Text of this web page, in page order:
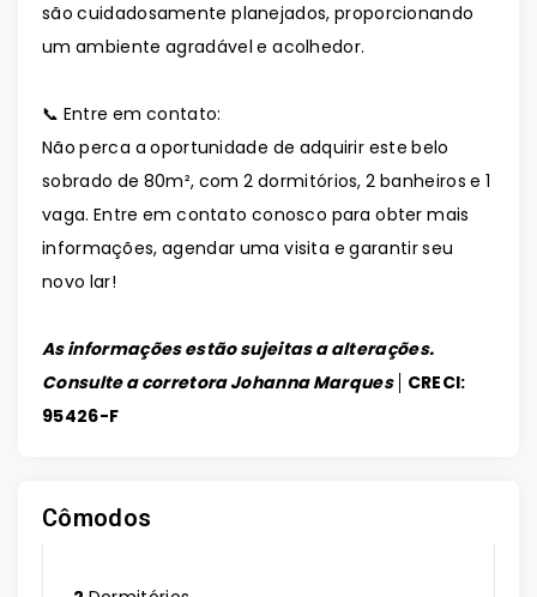
são cuidadosamente planejados, proporcionando
um ambiente agradável e acolhedor.
📞 Entre em contato:
Não perca a oportunidade de adquirir este belo
sobrado de 80m², com 2 dormitórios, 2 banheiros e 1
vaga. Entre em contato conosco para obter mais
informações, agendar uma visita e garantir seu
novo lar!
As informações estão sujeitas a alterações.
Consulte a corretora Johanna Marques │ CRECI:
95426-F
Cômodos